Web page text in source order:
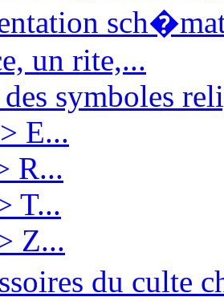
un rite,...
symboles
E...
R...
T...
Z...
du culte